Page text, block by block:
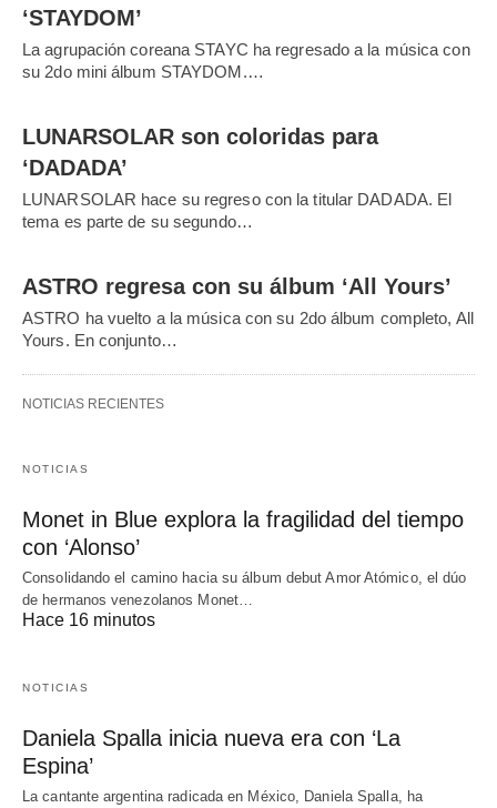
‘STAYDOM’
La agrupación coreana STAYC ha regresado a la música con
su 2do mini álbum STAYDOM.…
LUNARSOLAR son coloridas para
‘DADADA’
LUNARSOLAR hace su regreso con la titular DADADA. El
tema es parte de su segundo…
ASTRO regresa con su álbum ‘All Yours’
ASTRO ha vuelto a la música con su 2do álbum completo, All
Yours. En conjunto…
NOTICIAS RECIENTES
NOTICIAS
Monet in Blue explora la fragilidad del tiempo
con ‘Alonso’
Consolidando el camino hacia su álbum debut Amor Atómico, el dúo
de hermanos venezolanos Monet…
Hace 16 minutos
NOTICIAS
Daniela Spalla inicia nueva era con ‘La
Espina’
La cantante argentina radicada en México, Daniela Spalla, ha